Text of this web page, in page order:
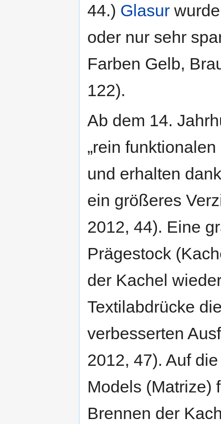
44.) Glasur
oder nur sehr
Farben Gelb,
122).
Ab dem 14.
„rein
und erhalten
ein größeres
2012, 44). Eine
Prägestock
der Kachel
Textilabdrücke
verbesserten
2012, 47). Auf
Models (Matrize)
Brennen der